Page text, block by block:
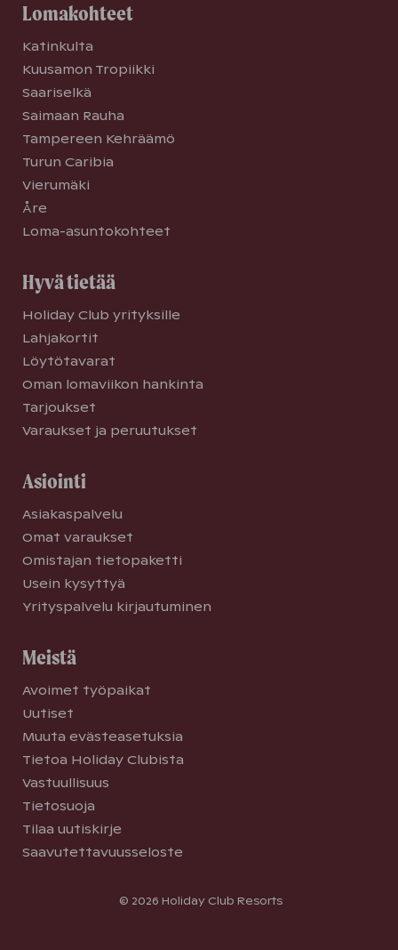
Lomakohteet
Katinkulta
Kuusamon Tropiikki
Saariselkä
Saimaan Rauha
Tampereen Kehräämö
Turun Caribia
Vierumäki
Åre
Loma-asuntokohteet
Hyvä tietää
Holiday Club yrityksille
Lahjakortit
Löytötavarat
Oman lomaviikon hankinta
Tarjoukset
Varaukset ja peruutukset
Asiointi
Asiakaspalvelu
Omat varaukset
Omistajan tietopaketti
Usein kysyttyä
Yrityspalvelu kirjautuminen
Meistä
Avoimet työpaikat
Uutiset
Muuta evästeasetuksia
Tietoa Holiday Clubista
Vastuullisuus
Tietosuoja
Tilaa uutiskirje
Saavutettavuusseloste
© 2026 Holiday Club Resorts